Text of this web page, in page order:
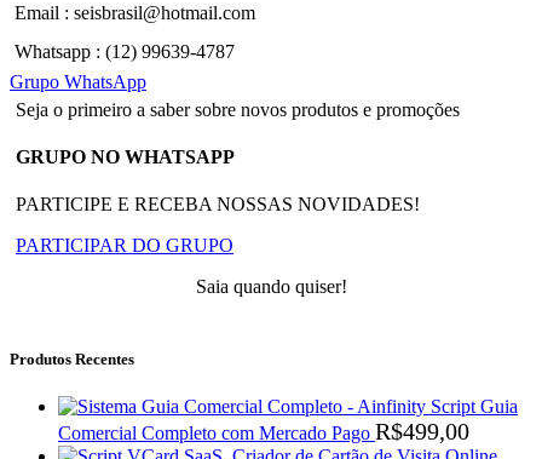
Email : seisbrasil@hotmail.com
Whatsapp : (12) 99639-4787
Grupo WhatsApp
Seja o primeiro a saber sobre novos produtos e promoções
GRUPO NO WHATSAPP
PARTICIPE E RECEBA NOSSAS NOVIDADES!
PARTICIPAR DO GRUPO
Saia quando quiser!
Produtos Recentes
Script Guia
Comercial Completo com Mercado Pago R$499,00